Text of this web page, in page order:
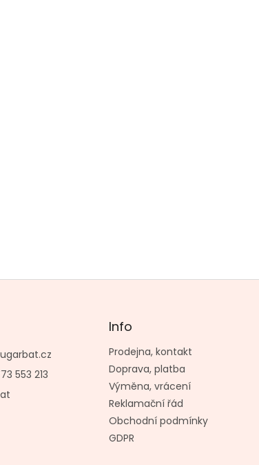
553 213
Info
Prodejna, kontakt
Doprava, platba
Výměna, vrácení
Reklamační řád
Obchodní podmínky
GDPR